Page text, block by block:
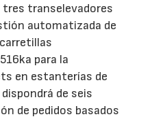
transelevadores
automatizada de
para la
en estanterías de
de seis
de pedidos basados